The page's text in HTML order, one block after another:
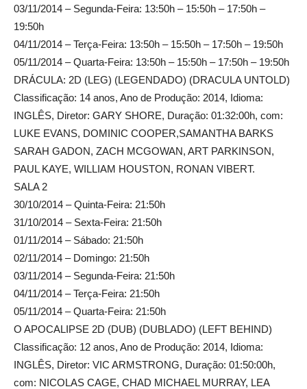
03/11/2014 – Segunda-Feira: 13:50h – 15:50h – 17:50h –
19:50h
04/11/2014 – Terça-Feira: 13:50h – 15:50h – 17:50h – 19:50h
05/11/2014 – Quarta-Feira: 13:50h – 15:50h – 17:50h – 19:50h
DRÁCULA: 2D (LEG) (LEGENDADO) (DRACULA UNTOLD)
Classificação: 14 anos, Ano de Produção: 2014, Idioma:
INGLÊS, Diretor: GARY SHORE, Duração: 01:32:00h, com:
LUKE EVANS, DOMINIC COOPER,SAMANTHA BARKS
SARAH GADON, ZACH MCGOWAN, ART PARKINSON,
PAUL KAYE, WILLIAM HOUSTON, RONAN VIBERT.
SALA 2
30/10/2014 – Quinta-Feira: 21:50h
31/10/2014 – Sexta-Feira: 21:50h
01/11/2014 – Sábado: 21:50h
02/11/2014 – Domingo: 21:50h
03/11/2014 – Segunda-Feira: 21:50h
04/11/2014 – Terça-Feira: 21:50h
05/11/2014 – Quarta-Feira: 21:50h
O APOCALIPSE 2D (DUB) (DUBLADO) (LEFT BEHIND)
Classificação: 12 anos, Ano de Produção: 2014, Idioma:
INGLÊS, Diretor: VIC ARMSTRONG, Duração: 01:50:00h,
com: NICOLAS CAGE, CHAD MICHAEL MURRAY, LEA